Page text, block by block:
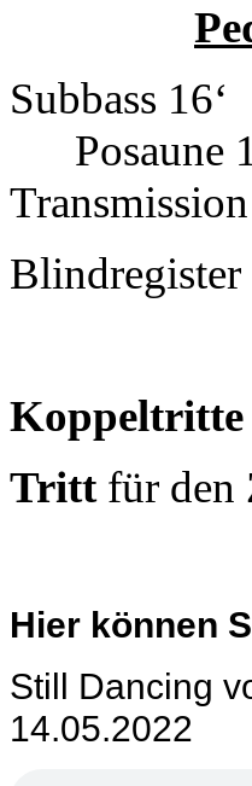
Subbass
Transmission
Koppeltritte
Trittfür den
Hier können
Still Dancing
14.05.2022